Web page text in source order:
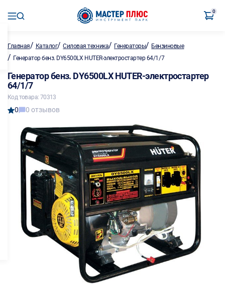
0
Главная/ Каталог/Силовая техника/ Генераторы/ Бензиновые
/ Генератор бенз. DY6500LX HUTER-электростартер 64/1/7
Генератор бенз. DY6500LX HUTER-электростартер
64/1/7
Код товара: 70313
0 0 отзывов